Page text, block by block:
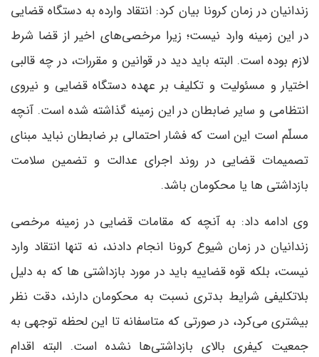
زندانیان در زمان کرونا بیان کرد: انتقاد وارده به دستگاه قضایی
در این زمینه وارد نیست؛ زیرا مرخصی‌های اخیر از قضا شرط
لازم بوده است. البته باید دید در قوانین و مقررات، در چه قالبی
اختیار و مسئولیت و تکلیف بر عهده دستگاه قضایی و نیروی
انتظامی و سایر ضابطان در این زمینه گذاشته شده است. آنچه
مسلّم است این‌ است که فشار احتمالی بر ضابطان نباید مبنای
تصمیمات قضایی در روند اجرای عدالت و تضمین سلامت
بازداشتی ها یا محکومان باشد.
وی ادامه داد: به آنچه که مقامات قضایی در زمینه مرخصی
زندانیان در زمان شیوع کرونا انجام دادند، نه تنها انتقاد وارد
نیست، بلکه قوه قضاییه باید در مورد بازداشتی ها که به دلیل
بلاتکلیفی شرایط بدتری نسبت به محکومان دارند، دقت نظر
بیشتری می‌کرد، در صورتی که متاسفانه تا این لحظه توجهی به
جمعیت کیفری بالای بازداشتی‌ها نشده است. البته اقدام